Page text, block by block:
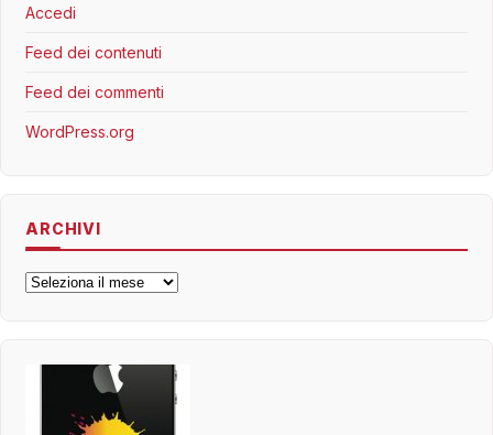
Accedi
Feed dei contenuti
Feed dei commenti
WordPress.org
ARCHIVI
Archivi